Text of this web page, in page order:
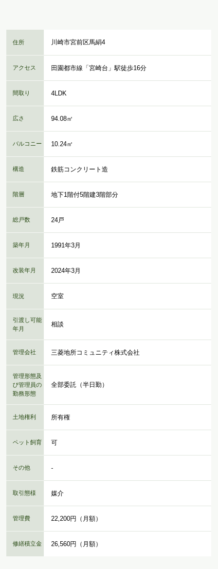
住所 川崎市宮前区馬絹4
アクセス 田園都市線「宮崎台」駅徒歩16分
間取り 4LDK
広さ 94.08㎡
バルコニー 10.24㎡
構造 鉄筋コンクリート造
階層 地下1階付5階建3階部分
総戸数 24戸
築年月 1991年3月
改装年月 2024年3月
現況 空室
引渡し可能
年月
相談
管理会社 三菱地所コミュニティ株式会社
管理形態及
び管理員の
勤務形態
全部委託（半日勤）
土地権利 所有権
ペット飼育 可
その他 -
取引態様 媒介
管理費 22,200円（月額）
修繕積立金 26,560円（月額）